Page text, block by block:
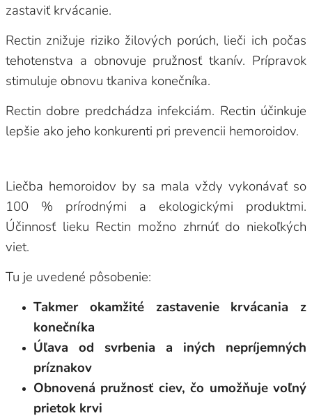
zastaviť krvácanie.
Rectin znižuje riziko žilových porúch, lieči ich počas
tehotenstva a obnovuje pružnosť tkanív. Prípravok
stimuluje obnovu tkaniva konečníka.
Rectin dobre predchádza infekciám. Rectin účinkuje
lepšie ako jeho konkurenti pri prevencii hemoroidov.
Liečba hemoroidov by sa mala vždy vykonávať so
100 % prírodnými a ekologickými produktmi.
Účinnosť lieku Rectin možno zhrnúť do niekoľkých
viet.
Tu je uvedené pôsobenie:
Takmer okamžité zastavenie krvácania z
konečníka
Úľava od svrbenia a iných nepríjemných
príznakov
Obnovená pružnosť ciev, čo umožňuje voľný
prietok krvi